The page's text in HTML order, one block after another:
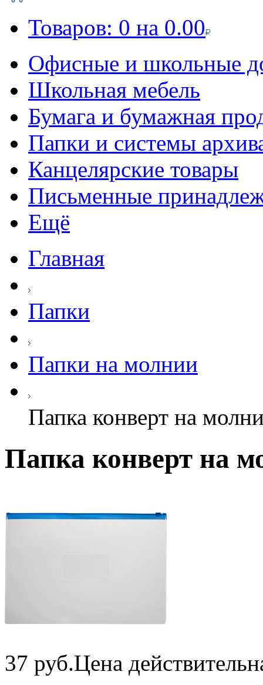
Товаров: 0 на 0.00
Офисные и школьные
Школьная мебель
Бумага и бумажная
Папки и системы
Канцелярские товары
Письменные
Ещё
Главная
Папки
Папки на молнии
Папка конверт на
Папка конверт на
37 руб.Цена